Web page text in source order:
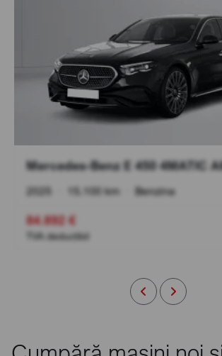
Mercedes-Benz E 450 4MATIC
2025 15.100 km Benzina
84.892 €
TVA deductibil